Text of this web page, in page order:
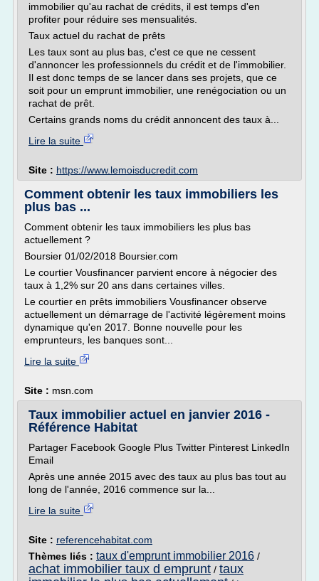
immobilier qu'au rachat de crédits, il est temps d'en
profiter pour réduire ses mensualités.
Taux actuel du rachat de prêts
Les taux sont au plus bas, c'est ce que ne cessent
d'annoncer les professionnels du crédit et de l'immobilier.
Il est donc temps de se lancer dans ses projets, que ce
soit pour un emprunt immobilier, une renégociation ou un
rachat de prêt.
Certains grands noms du crédit annoncent des taux à...
Lire la suite
Site : https://www.lemoisducredit.com
Comment obtenir les taux immobiliers les
plus bas ...
Comment obtenir les taux immobiliers les plus bas
actuellement ?
Boursier 01/02/2018 Boursier.com
Le courtier Vousfinancer parvient encore à négocier des
taux à 1,2% sur 20 ans dans certaines villes.
Le courtier en prêts immobiliers Vousfinancer observe
actuellement un démarrage de l'activité légèrement moins
dynamique qu'en 2017. Bonne nouvelle pour les
emprunteurs, les banques sont...
Lire la suite
Site : msn.com
Taux immobilier actuel en janvier 2016 -
Référence Habitat
Partager Facebook Google Plus Twitter Pinterest LinkedIn
Email
Après une année 2015 avec des taux au plus bas tout au
long de l'année, 2016 commence sur la...
Lire la suite
Site : referencehabitat.com
Thèmes liés : taux d'emprunt immobilier 2016 /
achat immobilier taux d emprunt / taux